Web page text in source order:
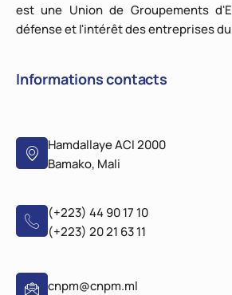
est une Union de Groupements
défense et l'intérêt des entreprises du
Informations contacts
Hamdallaye ACI 2000
Bamako, Mali
(+223) 44 90 17 10
(+223) 20 21 63 11
cnpm@cnpm.ml